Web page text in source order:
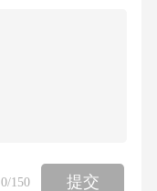
0/150 提交